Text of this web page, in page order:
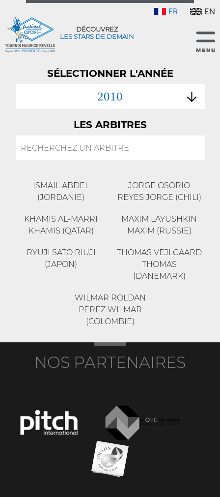
FR EN
DÉCOUVREZ
LES STARS DE DEMAIN
SÉLECTIONNER L'ANNÉE
2010
LES ARBITRES
ISMAIL ABDEL
(JORDANIE)
JORGE OSORIO
REYES JORGE (CHILI)
KHAMIS AL-MARRI
KHAMIS (QATAR)
MAXIM LAYUSHKIN
MAXIM (RUSSIE)
RYUJI SATO RIUJI
(JAPON)
THOMAS VEJLGAARD
THOMAS
(DANEMARK)
WILMAR ROLDAN
PEREZ WILMAR
(COLOMBIE)
NOS PARTENAIRES